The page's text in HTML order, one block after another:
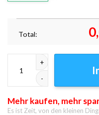
Total:
Mehr kaufen, mehr
Es ist Zeit, von den kleinen